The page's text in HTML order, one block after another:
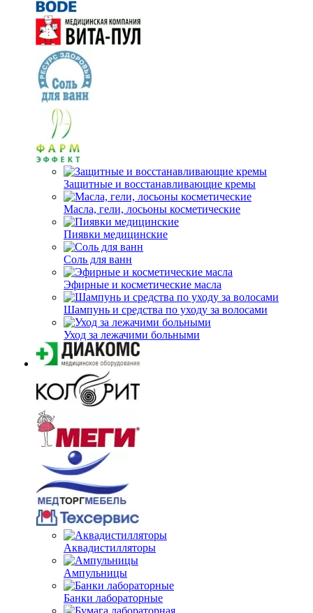
Защитные и восстанавливающие кремы
Масла, гели, лосьоны косметические
Пиявки медицинские
Соль для ванн
Эфирные и косметические масла
Шампунь и средства по уходу за волосами
Уход за лежачими больными
Аквадистилляторы
Ампульницы
Банки лабораторные